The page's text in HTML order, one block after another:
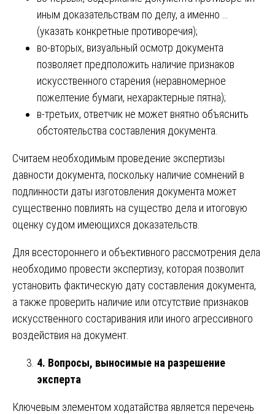
иным доказательствам по делу, а именно …
(указать конкретные противоречия);
во-вторых, визуальный осмотр документа
позволяет предположить наличие признаков
искусственного старения (неравномерное
пожелтение бумаги, нехарактерные пятна);
в-третьих, ответчик не может внятно объяснить
обстоятельства составления документа.
Считаем необходимым проведение экспертизы
давности документа, поскольку наличие сомнений в
подлинности даты изготовления документа может
существенно повлиять на существо дела и итоговую
оценку судом имеющихся доказательств.
Для всестороннего и объективного рассмотрения дела
необходимо провести экспертизу, которая позволит
установить фактическую дату составления документа,
а также проверить наличие или отсутствие признаков
искусственного состаривания или иного агрессивного
воздействия на документ.
4. Вопросы, выносимые на разрешение
эксперта
Ключевым элементом ходатайства является перечень